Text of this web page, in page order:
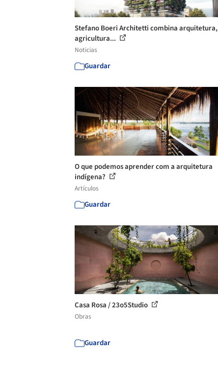
Stefano Boeri Architetti combina arquitetura,
agricultura...
Noticias
Guardar
O que podemos aprender com a arquitetura
indígena?
Artículos
Guardar
Casa Rosa / 23o5Studio
Obras
Guardar